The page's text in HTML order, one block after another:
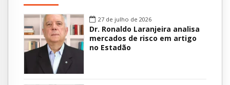
27 de julho de 2026
Dr. Ronaldo Laranjeira analisa
mercados de risco em artigo
no Estadão